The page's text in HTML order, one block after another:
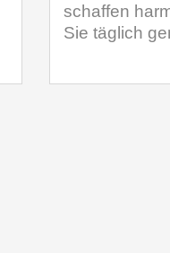
schaffen
Sie täglich